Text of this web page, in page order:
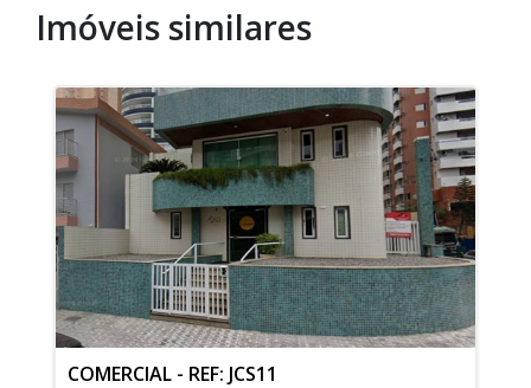
Imóveis similares
COMERCIAL - REF: JCS11